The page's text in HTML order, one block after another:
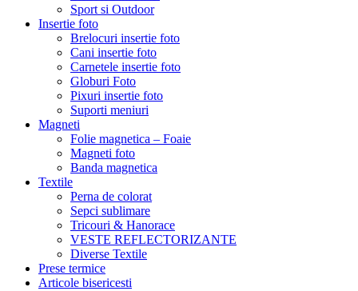
Sport si Outdoor
Insertie foto
Brelocuri insertie foto
Cani insertie foto
Carnetele insertie foto
Globuri Foto
Pixuri insertie foto
Suporti meniuri
Magneti
Folie magnetica – Foaie
Magneti foto
Banda magnetica
Textile
Perna de colorat
Sepci sublimare
Tricouri & Hanorace
VESTE REFLECTORIZANTE
Diverse Textile
Prese termice
Articole bisericesti